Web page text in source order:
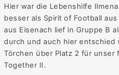
Hier war die Lebenshilfe
besser als Spirit of Football
aus Eisenach lief in Gruppe B
durch und auch hier entschied
Törchen über Platz 2 für unser
Together II.